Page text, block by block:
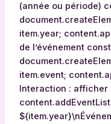
(année ou période)
item.year;
de l’événement
item.event;
Interaction : afficher